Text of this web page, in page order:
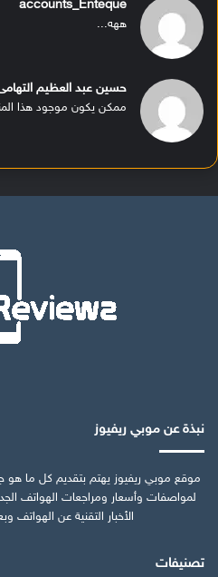
accounts_Enteque
ههه...
حسين عبد العظيم
ممكن يكون موجود هذا
نبذة عن موبي ريفيوز
موقع موبي ريفيوز يهتم بتقديم كل ما
لمواصفات وأسعار ومراجعات الهواتف
الأخبار التقنية عن
تصنيفات